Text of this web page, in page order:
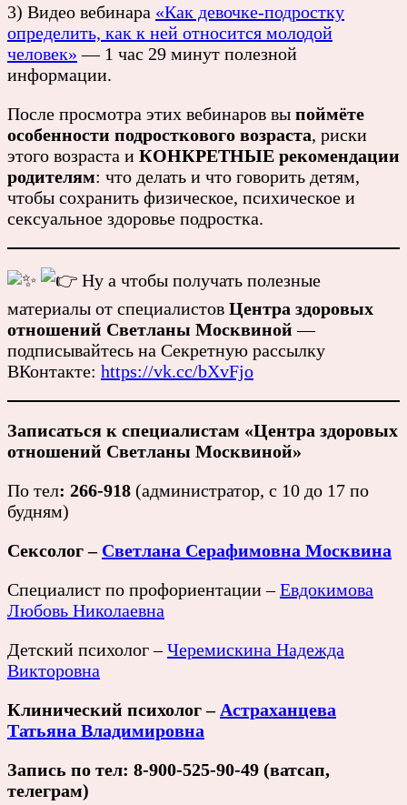
3) Видео вебинара «Как девочке-подростку
определить, как к ней относится молодой
человек» — 1 час 29 минут полезной
информации.
После просмотра этих вебинаров вы поймёте
особенности подросткового возраста, риски
этого возраста и КОНКРЕТНЫЕ рекомендации
родителям: что делать и что говорить детям,
чтобы сохранить физическое, психическое и
сексуальное здоровье подростка.
Ну а чтобы получать полезные
материалы от специалистов Центра здоровых
отношений Светланы Москвиной —
подписывайтесь на Секретную рассылку
ВКонтакте: https://vk.cc/bXvFjo
Записаться к специалистам «Центра здоровых
отношений Светланы Москвиной»
По тел: 266-918 (администратор, с 10 до 17 по
будням)
Сексолог – Светлана Серафимовна Москвина
Специалист по профориентации –Евдокимова
Любовь Николаевна
Детский психолог –Черемискина Надежда
Викторовна
Клинический психолог – Астраханцева
Татьяна Владимировна
Запись по тел: 8-900-525-90-49 (ватсап,
телеграм)